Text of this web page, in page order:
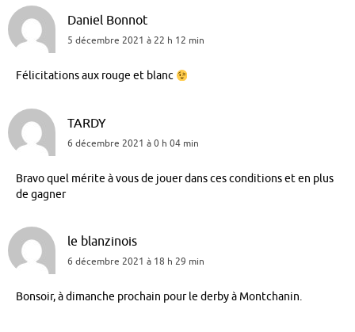
Daniel Bonnot
5 décembre 2021 à 22 h 12 min
Félicitations aux rouge et blanc
TARDY
6 décembre 2021 à 0 h 04 min
Bravo quel mérite à vous de jouer dans ces conditions et en plus
de gagner
le blanzinois
6 décembre 2021 à 18 h 29 min
Bonsoir, à dimanche prochain pour le derby à Montchanin.